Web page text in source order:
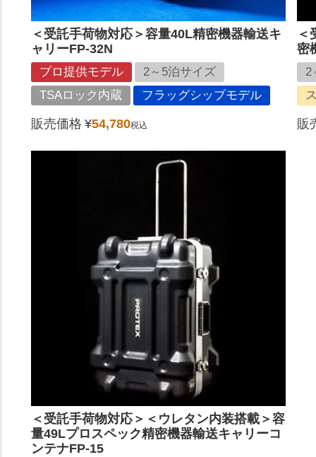
＜受託手荷物対応＞容量40L精密機器輸送キ
ャリーFP-32N
プロ提供モデル
2～5泊サイズ
TSAロック内蔵
フラッグシップモデル
販売価格 ¥54,780税込
＜
密
2
販
＜受託手荷物対応＞＜ウレタン内装搭載＞容
量49Lプロスペック精密機器輸送キャリーコ
ンテナFP-15